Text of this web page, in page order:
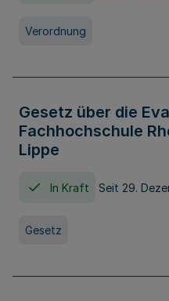
Verordnung
Gesetz über die
Fachhochschule
Lippe
In Kraft Seit 29.
Gesetz